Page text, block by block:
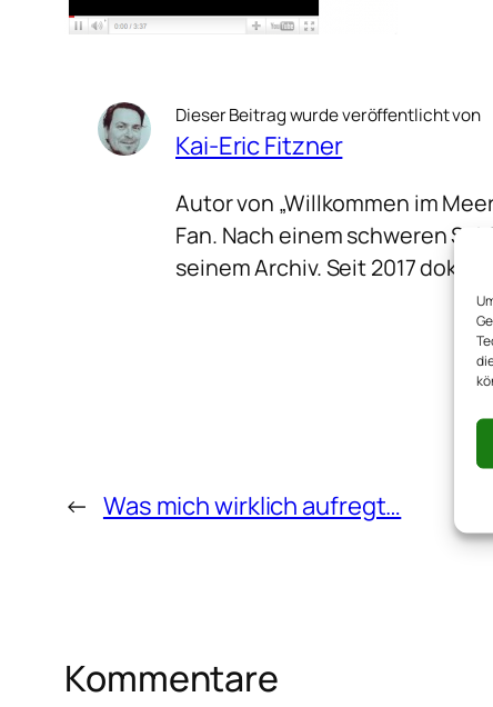
Dieser Beitrag wurde veröffentlicht von
Kai-Eric Fitzner
Autor von „Willkommen im
Fan. Nach einem schweren
seinem Archiv. Seit 2017
← Was mich wirklich aufregt…
Kommentare